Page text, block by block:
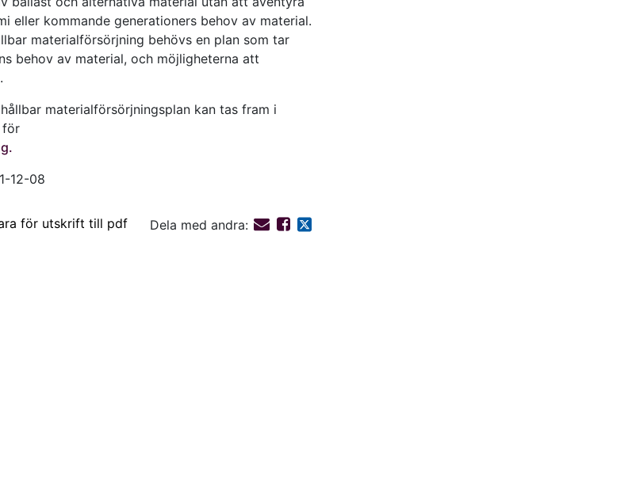
eller kommande generationers behov av material.
materialförsörjning behövs en plan som tar
behov av material, och möjligheterna att
materialförsörjningsplan kan tas fram i
för
12-08
för utskrift till pdf Dela med andra: